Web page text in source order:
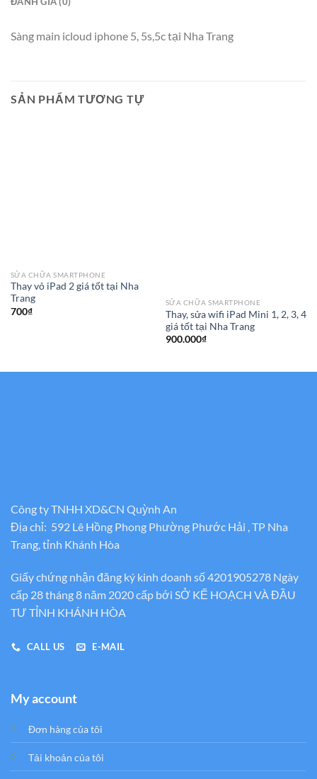
Sàng main icloud iphone 5, 5s,5c tại Nha Trang
SẢN PHẨM TƯƠNG TỰ
SỬA CHỮA SMARTPHONE
Thay vỏ iPad 2 giá tốt tại Nha
Trang
700₫
SỬA CHỮA SMARTPHONE
Thay, sửa wifi iPad Mini 1, 2, 3, 4
giá tốt tại Nha Trang
900.000₫
Công ty TNHH XD&CN Quỳnh An
Địa chỉ: 592 Lê Hồng Phong Phường Phước Hải , TP Nha
Trang, tỉnh Khánh Hòa
Giấy chứng nhận đăng ký kinh doanh số 4201905278 Ngày
cấp 28 tháng 8 năm 2020 cấp bới SỞ KẾ HOẠCH VÀ ĐẦU
TƯ TỈNH KHÁNH HÒA
CALL US E-MAIL
My account
Đơn hàng của tôi
Tải khoản của tôi